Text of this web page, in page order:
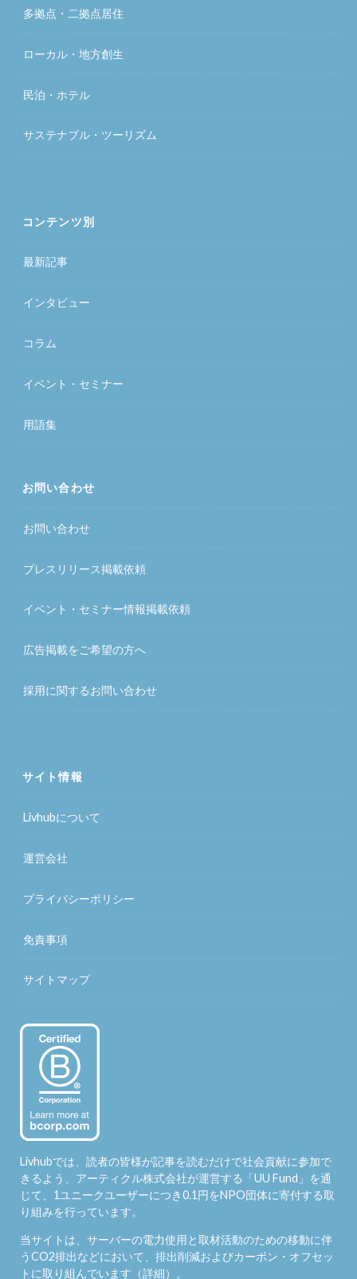
多拠点・二拠点居住
ローカル・地方創生
民泊・ホテル
サステナブル・ツーリズム
コンテンツ別
最新記事
インタビュー
コラム
イベント・セミナー
用語集
お問い合わせ
お問い合わせ
プレスリリース掲載依頼
イベント・セミナー情報掲載依頼
広告掲載をご希望の方へ
採用に関するお問い合わせ
サイト情報
Livhubについて
運営会社
プライバシーポリシー
免責事項
サイトマップ
Livhubでは、読者の皆様が記事を読むだけで社会貢献に参加で
きるよう、アーティクル株式会社が運営する「UU Fund 」を通
じて、1ユニークユーザーにつき0.1円をNPO団体に寄付する取
り組みを行っています。
当サイトは、サーバーの電力使用と取材活動のための移動に伴
うCO2排出などにおいて、排出削減およびカーボン・オフセッ
トに取り組んでいます（詳細）。